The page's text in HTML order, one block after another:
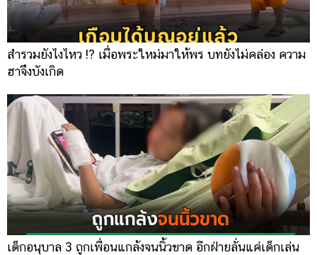
สำรวมยังไงไหว !? เมื่อพระใหม่มาให้พร บทยังไม่คล่อง ความ
ฮาจึงบังเกิด
เด็กอนุบาล 3 ถูกเพื่อนแกล้งจนนิ้วขาด อีกฝ่ายลั่นแค่เด็กเล่น